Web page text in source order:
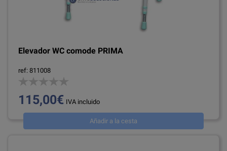
Elevador WC comode PRIMA
ref: 811008
115,00€ IVA incluido
Añadir a la cesta